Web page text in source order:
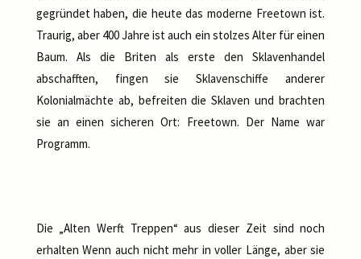
gegründet haben, die heute das moderne Freetown ist.
Traurig, aber 400 Jahre ist auch ein stolzes Alter für einen
Baum. Als die Briten als erste den Sklavenhandel
abschafften, fingen sie Sklavenschiffe anderer
Kolonialmächte ab, befreiten die Sklaven und brachten
sie an einen sicheren Ort: Freetown. Der Name war
Programm.
Die „Alten Werft Treppen“ aus dieser Zeit sind noch
erhalten Wenn auch nicht mehr in voller Länge, aber sie